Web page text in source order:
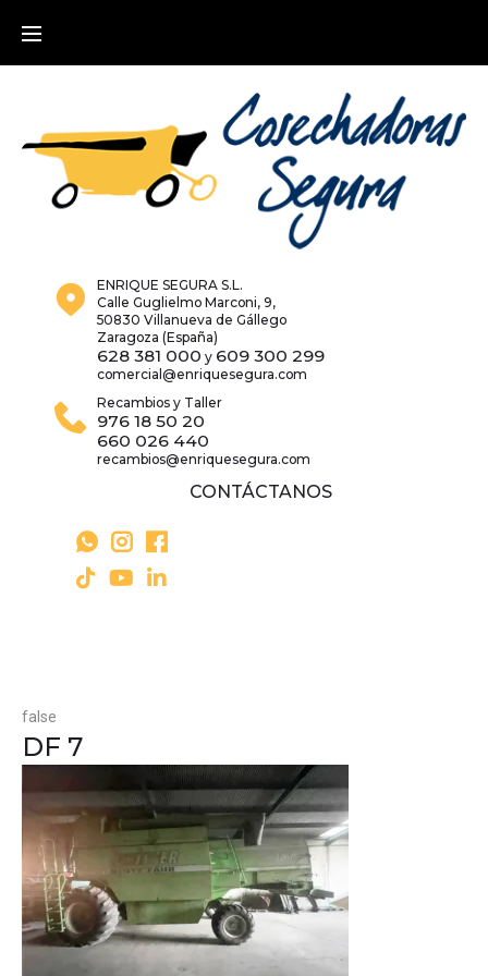
ENRIQUE SEGURA S.L.
Calle Guglielmo Marconi, 9,
50830 Villanueva de Gállego
Zaragoza (España)
628 381 000 y 609 300 299
comercial@enriquesegura.com
Recambios y Taller
976 18 50 20
660 026 440
recambios@enriquesegura.com
CONTÁCTANOS
false
DF 7